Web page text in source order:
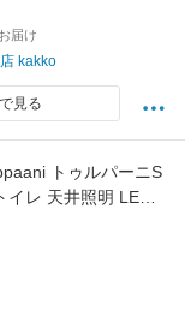
届け
kakko
見る
トゥルパーニS
イレ 天井照明 LED
ッチン 吊り下げ 照
グ ダクトレール用
階段 廊下 洗面所